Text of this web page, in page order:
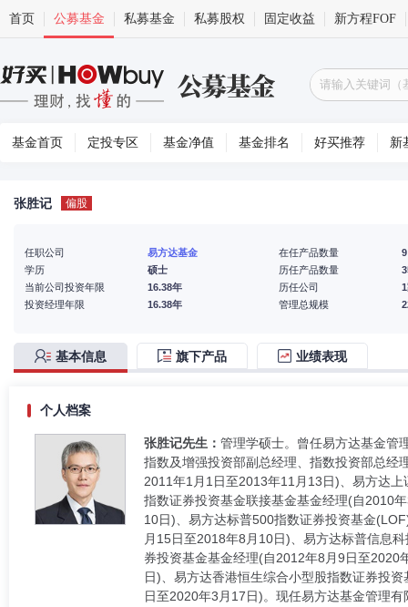
首页 公募基金 私募基金 私募股权 固定收益 新方程FOF
基金首页 定投专区 基金净值 基金排名 好买推荐 新
张胜记 偏股
任职公司
易方达基金
学历
硕士
当前公司投资年限
16.38年
投资经理年限
16.38年
在任产品数量
9
历任产品数量
历任公司
管理总规模
基本信息 旗下产品 业绩表现
个人档案
张胜记先生： 管理学硕士。曾任易方达基金管
指数及增强投资部副总经理、指数投资部总经
2011年1月1日至2013年11月13日)、易方达
指数证券投资基金联接基金基金经理(自2010
10日)、易方达标普500指数证券投资基金
月15日至2018年8月10日)、易方达标普信息
券投资基金基金经理(自2012年8月9日至
日)、易方达香港恒生综合小型股指数证券投
日至2020年3月17日)。现任易方达基金管理